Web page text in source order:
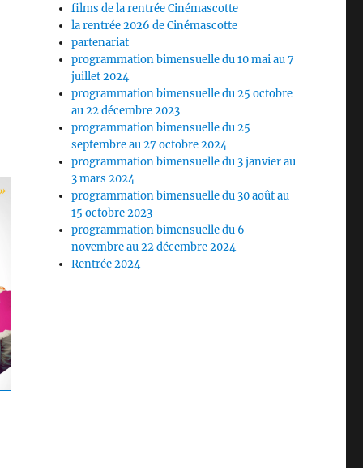
films de la rentrée Cinémascotte
la rentrée 2026 de Cinémascotte
partenariat
programmation bimensuelle du 10 mai au 7
juillet 2024
programmation bimensuelle du 25 octobre
au 22 décembre 2023
programmation bimensuelle du 25
septembre au 27 octobre 2024
programmation bimensuelle du 3 janvier au
3 mars 2024
programmation bimensuelle du 30 août au
15 octobre 2023
programmation bimensuelle du 6
novembre au 22 décembre 2024
Rentrée 2024